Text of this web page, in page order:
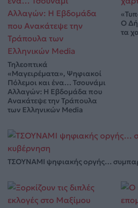
Τηλεοπτικά
«Μαγειρέματα», Ψηφιακοί
Πόλεμοι και ένα… Τσουνάμι
Αλλαγών: Η Εβδομάδα που
Ανακάτεψε την Τράπουλα
των Ελληνικών Media
Ο
τα
ΤΣΟΥΝΑΜΙ ψηφιακής οργής…